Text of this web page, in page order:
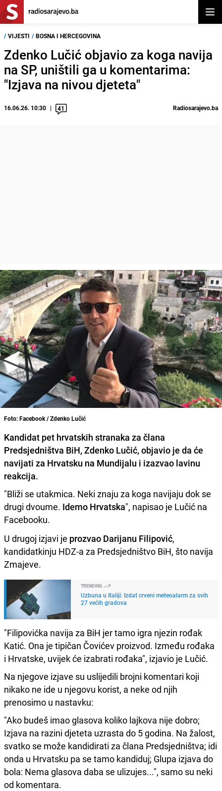
/ VIJESTI / BOSNA I HERCEGOVINA
Zdenko Lučić objavio za koga navija
na SP, uništili ga u komentarima:
"Izjava na nivou djeteta"
16.06.26. 10:30 41 Radiosarajevo.ba
Foto: Facebook / Zdenko Lučić
Kandidat pet hrvatskih stranaka za člana
Predsjedništva BiH, Zdenko Lučić, objavio je da će
navijati za Hrvatsku na Mundijalu i izazvao lavinu
reakcija.
"Bliži se utakmica. Neki znaju za koga navijaju dok se
drugi dvoume. Idemo Hrvatska", napisao je Lučić na
Facebooku.
U drugoj izjavi je prozvao Darijanu Filipović,
kandidatkinju HDZ-a za Predsjedništvo BiH, što navija
Zmajeve.
TRENDING
Uzbuna u Italiji: Izdat crveni meteoalarm za svih
27 većih gradova
"Filipovićka navija za BiH jer tamo igra njezin rođak
Katić. Ona je tipičan Čovićev proizvod. Između rođaka
i Hrvatske, uvijek će izabrati rođaka", izjavio je Lučić.
Na njegove izjave su uslijedili brojni komentari koji
nikako ne ide u njegovu korist, a neke od njih
prenosimo u nastavku:
"Ako budeš imao glasova koliko lajkova nije dobro;
Izjava na razini djeteta uzrasta do 5 godina. Na žalost,
svatko se može kandidirati za člana Predsjedništva; idi
onda u Hrvatsku pa se tamo kandiduj; Glupa izjava do
bola: Nema glasova daba se ulizujes...", samo su neki
od komentara.